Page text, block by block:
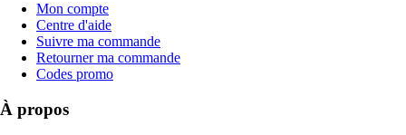
Mon compte
Centre d'aide
Suivre ma commande
Retourner ma commande
Codes promo
À propos